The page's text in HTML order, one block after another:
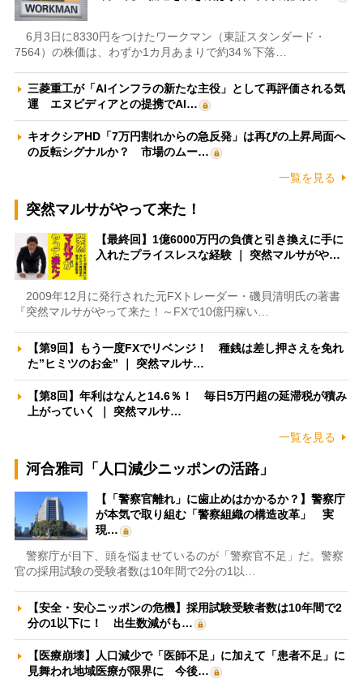
6月3日に8330円をつけたワークマン（東証スタンダード・
7564）の株価は、わずか1カ月あまりで約34％下落…
三菱重工が「AIインフラの新たな主役」として再評価される気
運 エヌビディアとの提携でAI…
キオクシアHD「7万円割れからの急反発」は再びの上昇局面へ
の反転シグナルか？ 市場のムー…
一覧を見る
突然マルサがやって来た！
【最終回】1億6000万円の負債と引き換えに手に
入れたプライスレスな経験 ｜ 突然マルサがや…
2009年12月に発行された元FXトレーダー・磯貝清明氏の著書
『突然マルサがやって来た！～FXで10億円稼い…
【第9回】もう一度FXでリベンジ！ 種銭は差し押さえを免れ
た”ヒミツのお金” ｜ 突然マルサ…
【第8回】年利はなんと14.6％！ 毎日5万円超の延滞税が積み
上がっていく ｜ 突然マルサ…
一覧を見る
河合雅司「人口減少ニッポンの活路」
【「警察官離れ」に歯止めはかかるか？】警察庁
が本気で取り組む「警察組織の構造改革」 実
現…
警察庁が目下、頭を悩ませているのが「警察官不足」だ。警察
官の採用試験の受験者数は10年間で2分の1以…
【安全・安心ニッポンの危機】採用試験受験者数は10年間で2
分の1以下に！ 出生数減がも…
【医療崩壊】人口減少で「医師不足」に加えて「患者不足」に
見舞われ地域医療が限界に 今後…